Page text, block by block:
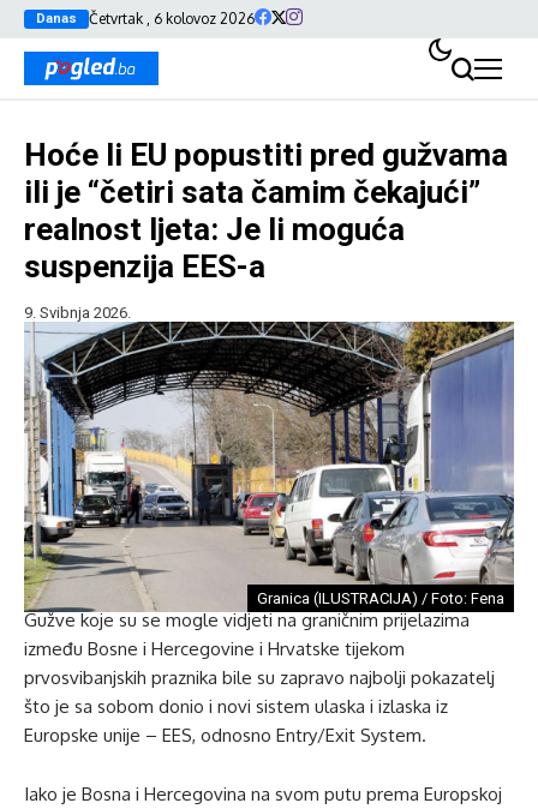
Danas Četvrtak , 6 kolovoz 2026
Hoće li EU popustiti pred gužvama
ili je “četiri sata čamim čekajući”
realnost ljeta: Je li moguća
suspenzija EES-a
9. Svibnja 2026.
Granica (ILUSTRACIJA) / Foto: Fena
Gužve koje su se mogle vidjeti na graničnim prijelazima
između Bosne i Hercegovine i Hrvatske tijekom
prvosvibanjskih praznika bile su zapravo najbolji pokazatelj
što je sa sobom donio i novi sistem ulaska i izlaska iz
Europske unije – EES, odnosno Entry/Exit System.
Iako je Bosna i Hercegovina na svom putu prema Europskoj